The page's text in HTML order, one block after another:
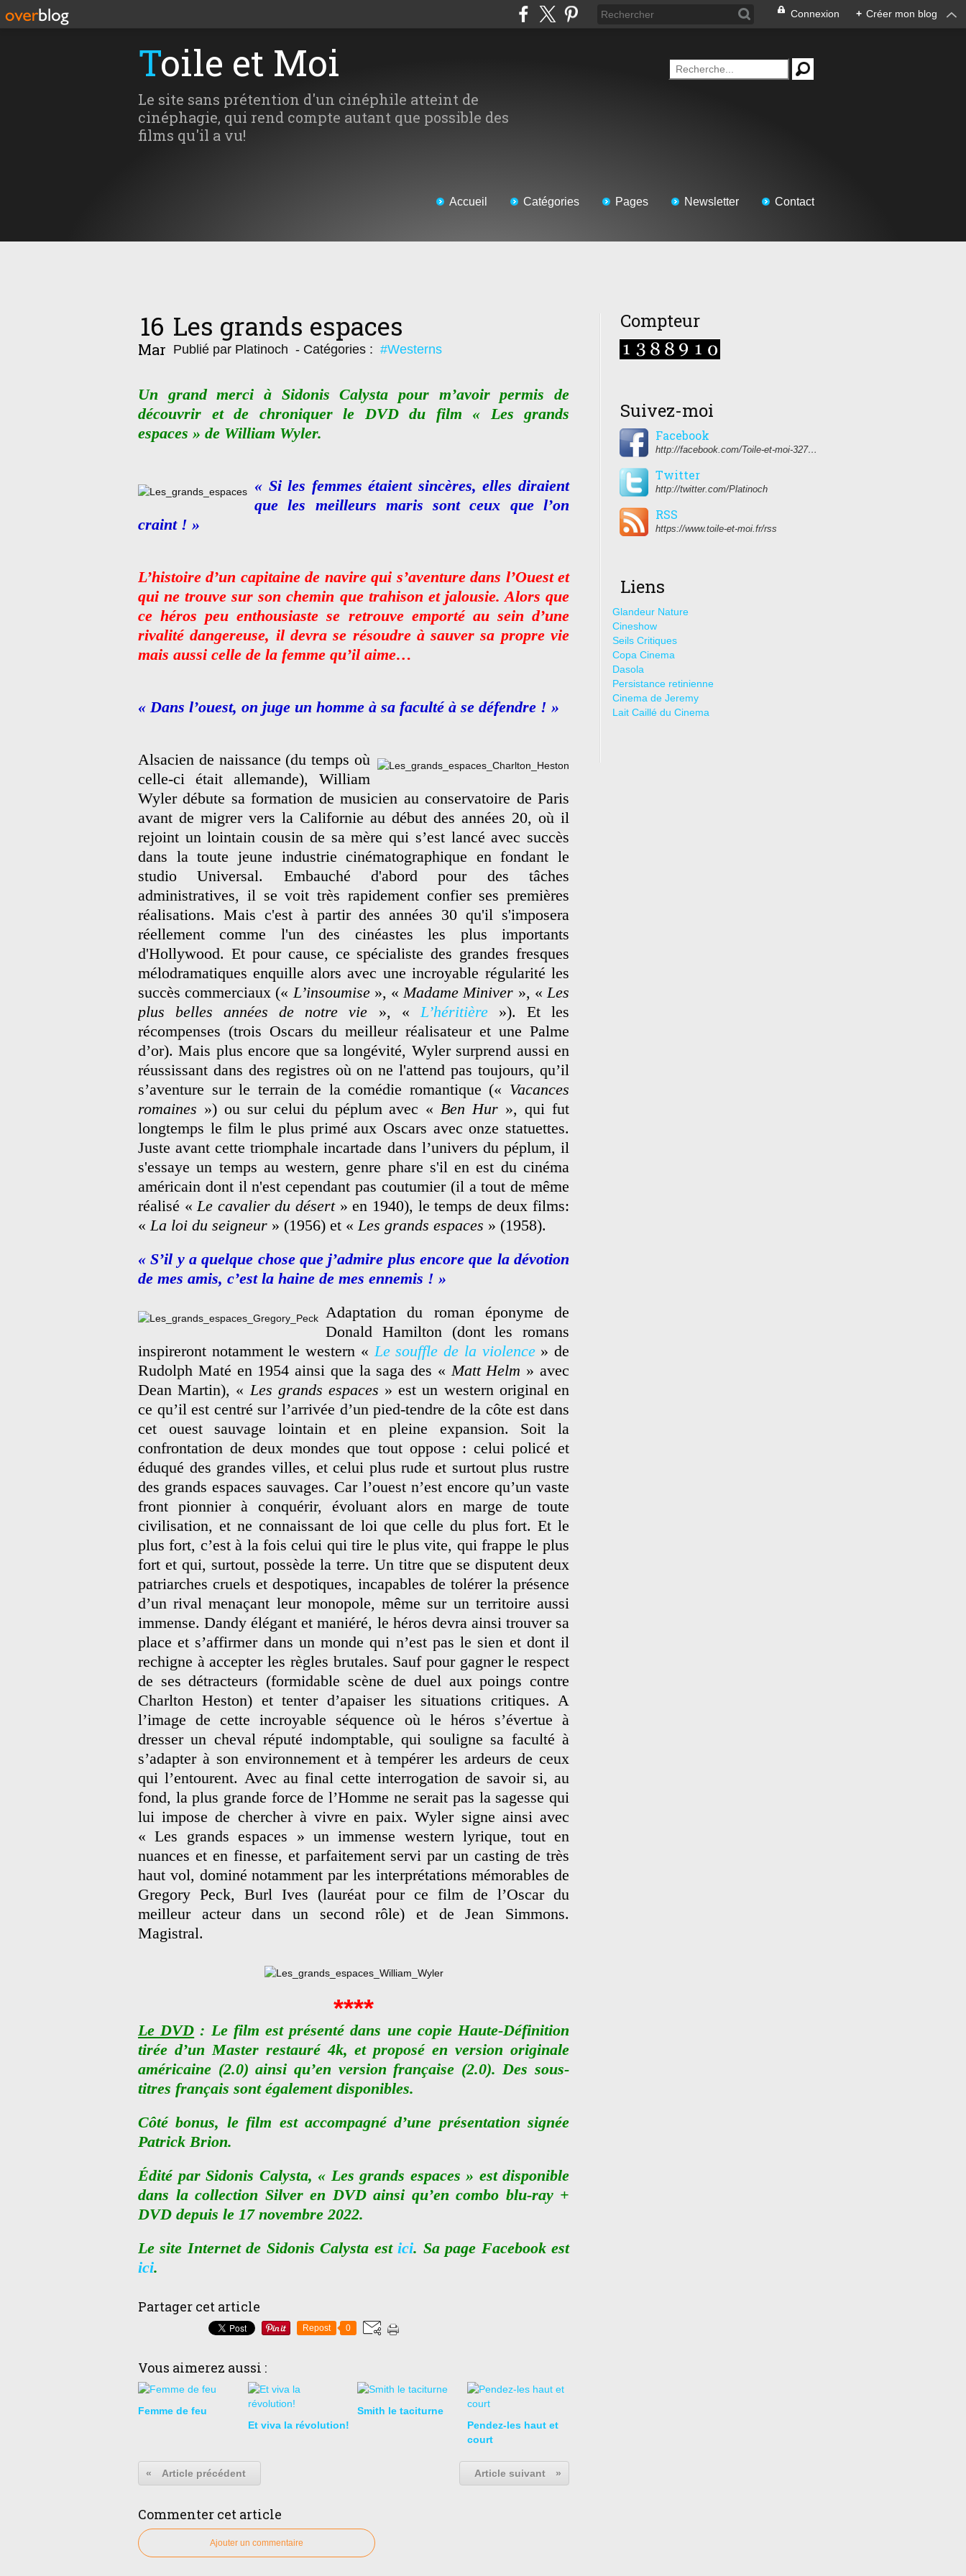
Connexion + Créer mon blog
Toile et Moi
Le site sans prétention d'un cinéphile atteint de
cinéphagie, qui rend compte autant que possible des
films qu'il a vu!
Accueil Catégories Pages Newsletter Contact
16
Mar
Les grands espaces
Publié par Platinoch - Catégories : #Westerns
Un grand merci à Sidonis Calysta pour m’avoir permis de
découvrir et de chroniquer le DVD du film « Les grands
espaces » de William Wyler.
« Si les femmes étaient sincères, elles diraient
que les meilleurs maris sont ceux que l’on
craint ! »
L’histoire d’un capitaine de navire qui s’aventure dans l’Ouest et
qui ne trouve sur son chemin que trahison et jalousie. Alors que
ce héros peu enthousiaste se retrouve emporté au sein d’une
rivalité dangereuse, il devra se résoudre à sauver sa propre vie
mais aussi celle de la femme qu’il aime…
« Dans l’ouest, on juge un homme à sa faculté à se défendre ! »
Alsacien de naissance (du temps où
celle-ci était allemande), William
Wyler débute sa formation de musicien au conservatoire de Paris
avant de migrer vers la Californie au début des années 20, où il
rejoint un lointain cousin de sa mère qui s’est lancé avec succès
dans la toute jeune industrie cinématographique en fondant le
studio Universal. Embauché d'abord pour des tâches
administratives, il se voit très rapidement confier ses premières
réalisations. Mais c'est à partir des années 30 qu'il s'imposera
réellement comme l'un des cinéastes les plus importants
d'Hollywood. Et pour cause, ce spécialiste des grandes fresques
mélodramatiques enquille alors avec une incroyable régularité les
succès commerciaux («L’insoumise», «Madame Miniver », «Les
plus belles années de notre vie », «L’héritière»). Et les
récompenses (trois Oscars du meilleur réalisateur et une Palme
d’or). Mais plus encore que sa longévité, Wyler surprend aussi en
réussissant dans des registres où on ne l'attend pas toujours, qu’il
s’aventure sur le terrain de la comédie romantique (« Vacances
romaines ») ou sur celui du péplum avec «Ben Hur », qui fut
longtemps le film le plus primé aux Oscars avec onze statuettes.
Juste avant cette triomphale incartade dans l’univers du péplum, il
s'essaye un temps au western, genre phare s'il en est du cinéma
américain dont il n'est cependant pas coutumier (il a tout de même
réalisé «Le cavalier du désert» en 1940), le temps de deux films:
«La loi du seigneur » (1956) et «Les grands espaces » (1958).
« S’il y a quelque chose que j’admire plus encore que la dévotion
de mes amis, c’est la haine de mes ennemis ! »
Adaptation du roman éponyme de
Donald Hamilton (dont les romans
inspireront notamment le western «Le souffle de la violence» de
Rudolph Maté en 1954 ainsi que la saga des «Matt Helm » avec
Dean Martin), «Les grands espaces » est un western original en
ce qu’il est centré sur l’arrivée d’un pied-tendre de la côte est dans
cet ouest sauvage lointain et en pleine expansion. Soit la
confrontation de deux mondes que tout oppose : celui policé et
éduqué des grandes villes, et celui plus rude et surtout plus rustre
des grands espaces sauvages. Car l’ouest n’est encore qu’un vaste
front pionnier à conquérir, évoluant alors en marge de toute
civilisation, et ne connaissant de loi que celle du plus fort. Et le
plus fort, c’est à la fois celui qui tire le plus vite, qui frappe le plus
fort et qui, surtout, possède la terre. Un titre que se disputent deux
patriarches cruels et despotiques, incapables de tolérer la présence
d’un rival menaçant leur monopole, même sur un territoire aussi
immense. Dandy élégant et maniéré, le héros devra ainsi trouver sa
place et s’affirmer dans un monde qui n’est pas le sien et dont il
rechigne à accepter les règles brutales. Sauf pour gagner le respect
de ses détracteurs (formidable scène de duel aux poings contre
Charlton Heston) et tenter d’apaiser les situations critiques. A
l’image de cette incroyable séquence où le héros s’évertue à
dresser un cheval réputé indomptable, qui souligne sa faculté à
s’adapter à son environnement et à tempérer les ardeurs de ceux
qui l’entourent. Avec au final cette interrogation de savoir si, au
fond, la plus grande force de l’Homme ne serait pas la sagesse qui
lui impose de chercher à vivre en paix. Wyler signe ainsi avec
« Les grands espaces » un immense western lyrique, tout en
nuances et en finesse, et parfaitement servi par un casting de très
haut vol, dominé notamment par les interprétations mémorables de
Gregory Peck, Burl Ives (lauréat pour ce film de l’Oscar du
meilleur acteur dans un second rôle) et de Jean Simmons.
Magistral.
****
Le DVD : Le film est présenté dans une copie Haute-Définition
tirée d’un Master restauré 4k, et proposé en version originale
américaine (2.0) ainsi qu’en version française (2.0). Des sous-
titres français sont également disponibles.
Côté bonus, le film est accompagné d’une présentation signée
Patrick Brion.
Édité par Sidonis Calysta, « Les grands espaces » est disponible
dans la collection Silver en DVD ainsi qu’en combo blu-ray +
DVD depuis le 17 novembre 2022.
Le site Internet de Sidonis Calysta estici. Sa page Facebook est
ici.
Partager cet article
Repost 0
Vous aimerez aussi :
Femme de feu
Et viva la révolution!
Smith le taciturne
Pendez-les haut et
court
« Article précédent Article suivant »
Commenter cet article
Ajouter un commentaire
Compteur
Suivez-moi
Facebook
http://facebook.com/Toile-et-moi-327459350627274/
Twitter
http://twitter.com/Platinoch
RSS
https://www.toile-et-moi.fr/rss
Liens
Glandeur Nature
Cineshow
Seils Critiques
Copa Cinema
Dasola
Persistance retinienne
Cinema de Jeremy
Lait Caillé du Cinema